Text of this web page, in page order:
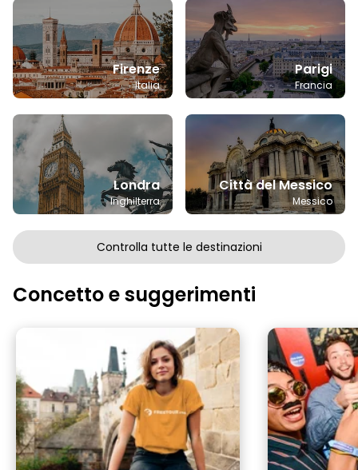
Firenze
Italia
Parigi
Francia
Londra
Inghilterra
Città del Messico
Messico
Controlla tutte le destinazioni
Concetto e suggerimenti